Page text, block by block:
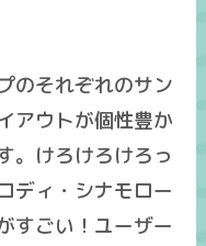
のそれぞれのサン
アウトが個性豊か
。けろけろけろっ
ディ・シナモロー
すごい！ユーザー